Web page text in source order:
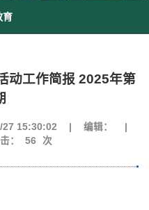
育
动工作简报 2025年第
27 15:30:02 编辑：
： 56 次